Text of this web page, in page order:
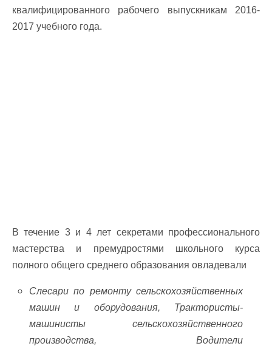
квалифицированного рабочего выпускникам 2016-
2017 учебного года.
В течение 3 и 4 лет секретами профессионального
мастерства и премудростями школьного курса
полного общего среднего образования овладевали
Слесари по ремонту сельскохозяйственных
машин и оборудования, Трактористы-
машинисты сельскохозяйственного
производства, Водители